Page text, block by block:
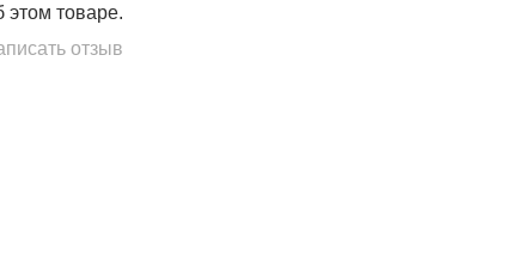
этом товаре.
отзыв